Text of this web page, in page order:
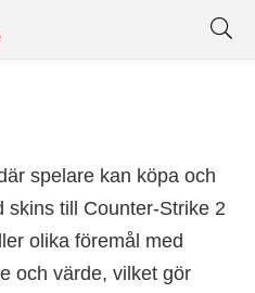
spelare kan köpa och
skins till Counter-Strike 2
olika föremål med
och värde, vilket gör